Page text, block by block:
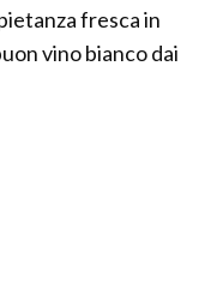
fresca in
vino bianco dai